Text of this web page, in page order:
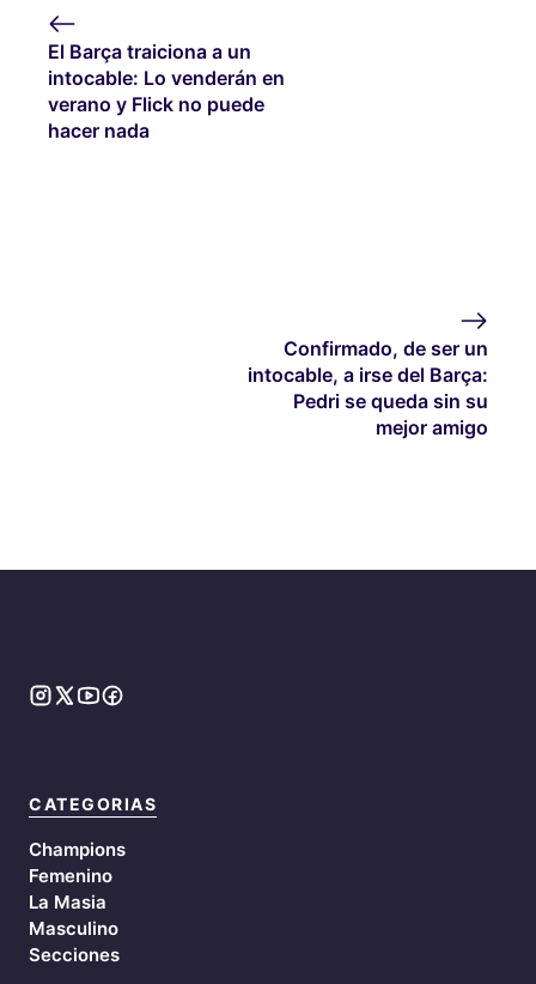
El Barça traiciona a un
intocable: Lo venderán en
verano y Flick no puede
hacer nada
Confirmado, de ser un
intocable, a irse del Barça:
Pedri se queda sin su
mejor amigo
CATEGORIAS
Champions
Femenino
La Masia
Masculino
Secciones